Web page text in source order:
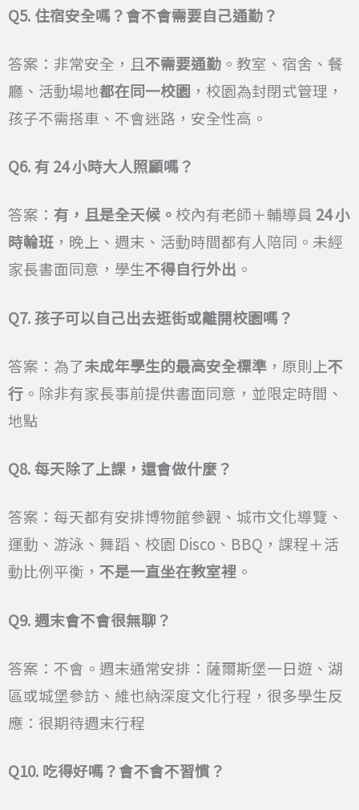
Q5. 住宿安全嗎？會不會需要自己通勤？
答案：非常安全，且不需要通勤 。教室、宿舍、餐
廳、活動場地都在同一校園 ，校園為封閉式管理，
孩子不需搭車、不會迷路，安全性高。
Q6.有 24 小時大人照顧嗎？
答案： 有，且是全天候。 校內有老師＋輔導員 24 小
時輪班 ，晚上、週末、活動時間都有人陪同。未經
家長書面同意，學生不得自行外出 。
Q7.孩子可以自己出去逛街或離開校園嗎？
答案：為了未成年學生的最高安全標準 ，原則上不
行 。除非有家長事前提供書面同意，並限定時間、
地點
Q8.每天除了上課，還會做什麼？
答案：每天都有安排博物館參觀、城市文化導覽、
運動、游泳、舞蹈、校園 Disco、BBQ，課程＋活
動比例平衡， 不是一直坐在教室裡 。
Q9. 週末會不會很無聊？
答案：不會。週末通常安排：薩爾斯堡一日遊、湖
區或城堡參訪、維也納深度文化行程，很多學生反
應：很期待週末行程
Q10. 吃得好嗎？會不會不習慣？